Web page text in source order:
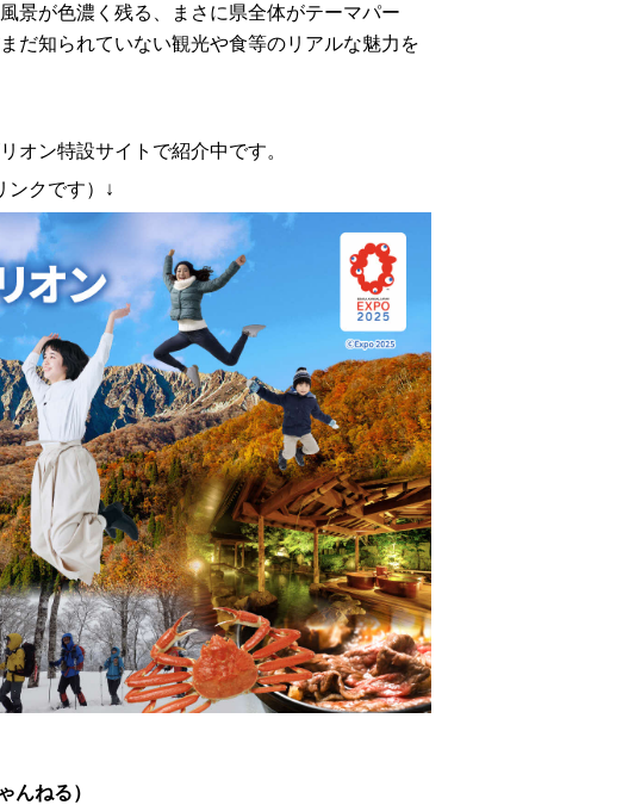
景が色濃く残る、まさに県全体がテーマパー
だ知られていない観光や食等のリアルな魅力を
オン特設サイトで紹介中です。
ンクです）↓
んねる）